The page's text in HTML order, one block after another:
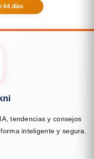
64 días
tendencias y consejos
inteligente y segura.